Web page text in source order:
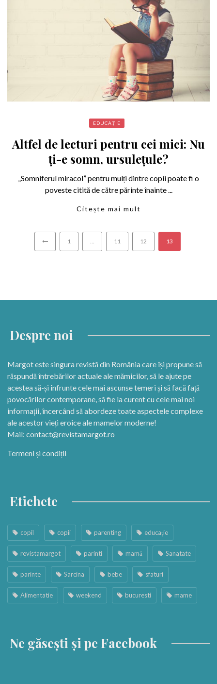
EDUCAȚIE
Altfel de lecturi pentru cei mici: Nu
ți-e somn, ursulețule?
„Somniferul miracol” pentru mulți dintre copii poate fi o
poveste citită de către părinte înainte ...
Citește mai mult
1 11 12 13
Despre noi
Margot este singura revistă din România care își propune să
răspundă întrebărilor actuale ale mămicilor, să le ajute pe
acestea să-și înfrunte cele mai ascunse temeri și să facă față
povocărilor contemporane, să fie la curent cu cele mai noi
informații, încercând să abordeze toate aspectele complexe
ale acestor vieți eroice ale mamelor moderne!
Mail: contact@revistamargot.ro
Termeni și condiții
Etichete
copil copii parenting educație
revistamargot parinti mamă Sanatate
parinte Sarcina bebe sfaturi
Alimentatie weekend bucuresti mame
Ne găsești și pe Facebook